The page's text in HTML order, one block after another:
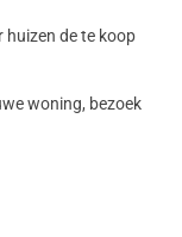
huizen de te koop
woning, bezoek